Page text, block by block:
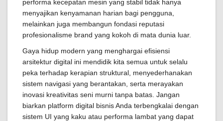
performa kecepatan mesin yang stabil tidak hanya
menyajikan kenyamanan harian bagi pengguna,
melainkan juga membangun fondasi reputasi
profesionalisme brand yang kokoh di mata dunia luar.
Gaya hidup modern yang menghargai efisiensi
arsitektur digital ini mendidik kita semua untuk selalu
peka terhadap kerapian struktural, menyederhanakan
sistem navigasi yang berantakan, serta merayakan
inovasi kreativitas seni murni tanpa batas. Jangan
biarkan platform digital bisnis Anda terbengkalai dengan
sistem UI yang kaku atau performa lambat yang dapat